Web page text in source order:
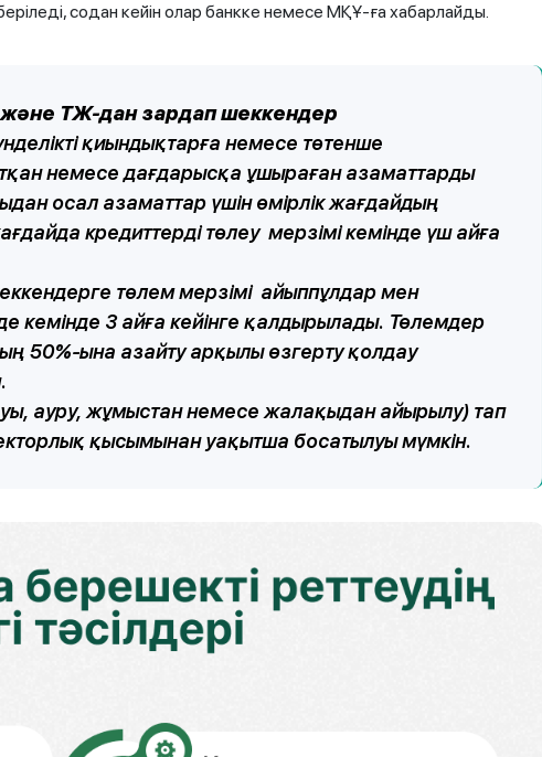
содан кейін олар банкке немесе МҚҰ-ға хабарлайды.
ТЖ-дан зардап шеккендер
қиындықтарға немесе төтенше
немесе дағдарысқа ұшыраған азаматтарды
осал азаматтар үшін өмірлік жағдайдың
кредиттерді төлеу мерзімі кемінде үш айға
төлем мерзімі айыппұлдар мен
кемінде 3 айға кейінге қалдырылады. Төлемдер
50%-ына азайту арқылы өзгерту қолдау
ауру, жұмыстан немесе жалақыдан айырылу) тап
қысымынан уақытша босатылуы мүмкін.